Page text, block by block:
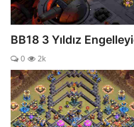
BB18 3 Yıldız
0 2k